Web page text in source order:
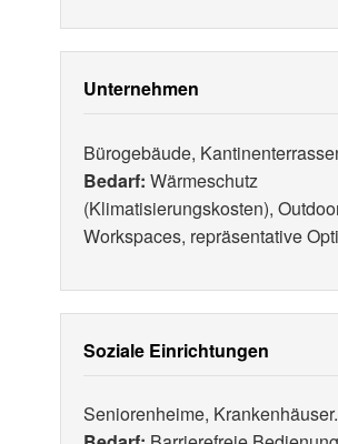
Unternehmen
Bürogebäude,
Bedarf: Wärmeschutz
(Klimatisierungskosten),
Workspaces, repräsentative
Soziale Einrichtungen
Seniorenheime, Krankenhäuser.